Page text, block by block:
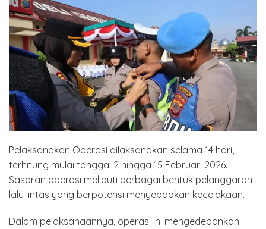
Pelaksanakan Operasi dilaksanakan selama 14 hari,
terhitung mulai tanggal 2 hingga 15 Februari 2026.
Sasaran operasi meliputi berbagai bentuk pelanggaran
lalu lintas yang berpotensi menyebabkan kecelakaan.
Dalam pelaksanaannya, operasi ini mengedepankan